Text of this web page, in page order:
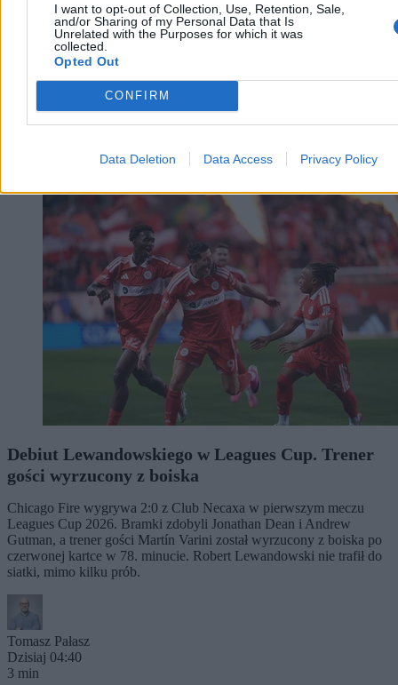
I want to opt-out of Collection, Use, Retention, Sale,
and/or Sharing of my Personal Data that Is
Unrelated with the Purposes for which it was
collected.
Opted Out
CONFIRM
Data Deletion Data Access Privacy Policy
Debiut Lewandowskiego w Leagues Cup. Trener
gości wyrzucony z boiska
Chicago Fire wygrywa 2:0 z Club Necaxa w pierwszym meczu
Leagues Cup 2026. Bramki zdobyli Jonathan Dean i Andrew
Gutman, a trener gości Martín Varini został wyrzucony z boiska po
czerwonej kartce w 78. minucie. Robert Lewandowski nie trafił do
siatki, mimo kilku prób.
Tomasz Pałasz
Dzisiaj 04:40
3 min